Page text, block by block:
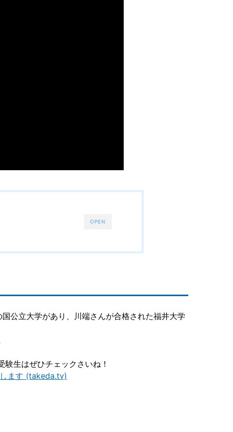
OPEN
公立大学があり、川端さんが合格された福井大学
生はぜひチェックさいね！
ます (takeda.tv)